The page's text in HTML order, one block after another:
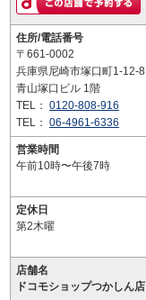
住所/電話番号
〒661-0002
兵庫県尼崎市塚口町1-12-8
青山塚口ビル 1階
TEL： 0120-808-916
TEL： 06-4961-6336
営業時間
午前10時〜午後7時
定休日
第2木曜
店舗名
ドコモショップつかしん店